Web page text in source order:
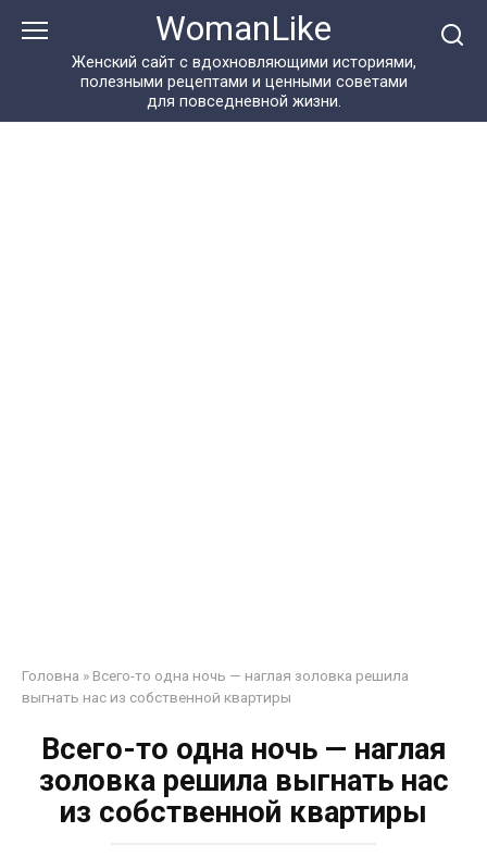
WomanLike
Женский сайт с вдохновляющими историями,
полезными рецептами и ценными советами
для повседневной жизни.
Головна » Всего-то одна ночь — наглая золовка решила
выгнать нас из собственной квартиры
Всего-то одна ночь — наглая
золовка решила выгнать нас
из собственной квартиры